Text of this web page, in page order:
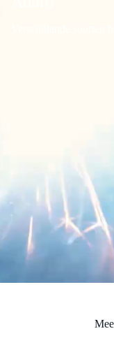
Verschillende soorten